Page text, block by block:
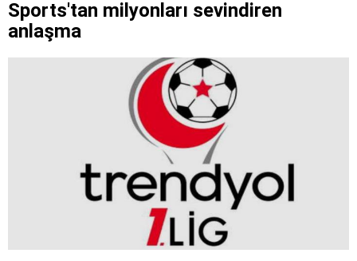
Sports'tan milyonları sevindiren
anlaşma